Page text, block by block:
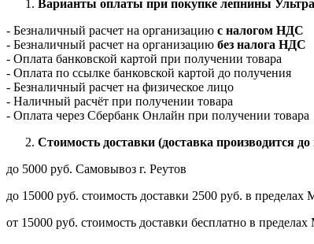
Варианты оплаты при покупке лепнины
- Безналичный расчет на организацию с налогом НДС
- Безналичный расчет на организацию без налога НДС
- Оплата банковской картой при получении товара
- Оплата по ссылке банковской картой до получения
- Безналичный расчет на физическое лицо
- Наличный расчёт при получении товара
- Оплата через Сбербанк Онлайн при получении товара
Стоимость доставки (доставка производится
до 5000 руб. Самовывоз г. Реутов
до 15000 руб. стоимость доставки 2500 руб. в
от 15000 руб. стоимость доставки бесплатно в